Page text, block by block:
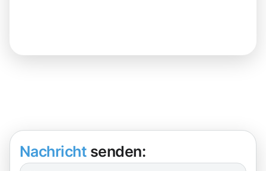
Nachricht senden: